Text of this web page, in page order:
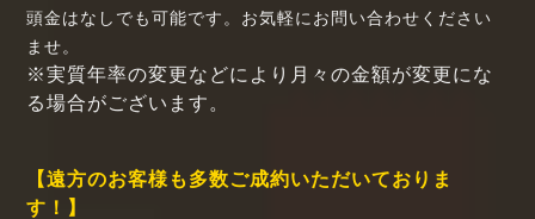
頭金はなしでも可能です。お気軽にお問い合わせください
ませ。
※実質年率の変更などにより月々の金額が変更にな
る場合がございます。
【遠方のお客様も多数ご成約いただいておりま
す！】